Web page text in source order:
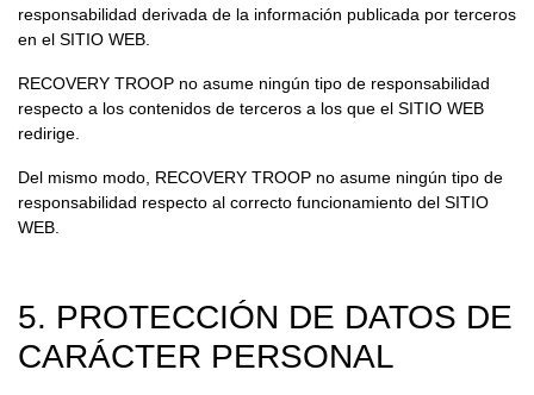
responsabilidad derivada de la información publicada por terceros
en el SITIO WEB.
RECOVERY TROOP no asume ningún tipo de responsabilidad
respecto a los contenidos de terceros a los que el SITIO WEB
redirige.
Del mismo modo, RECOVERY TROOP no asume ningún tipo de
responsabilidad respecto al correcto funcionamiento del SITIO
WEB.
5. PROTECCIÓN DE DATOS DE
CARÁCTER PERSONAL